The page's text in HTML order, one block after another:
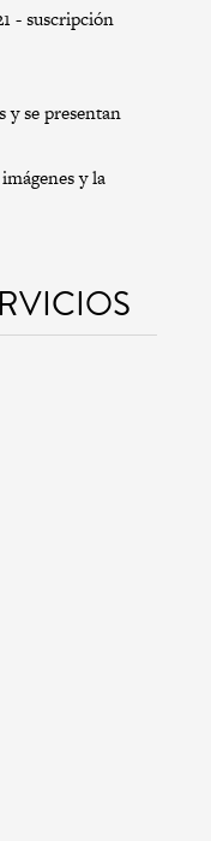
- suscripción
y se presentan
y la